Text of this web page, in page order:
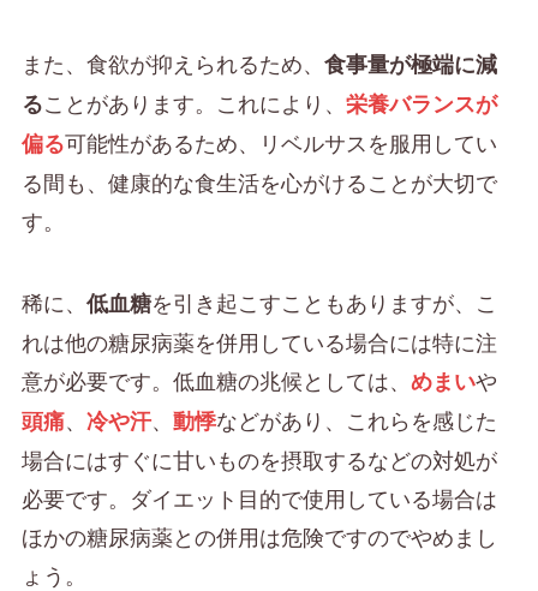
また、食欲が抑えられるため、 食事量が極端に減
ることがあります。これにより、 栄養バランスが
偏る可能性があるため、リベルサスを服用してい
る間も、健康的な食生活を心がけることが大切で
す。
稀に、 低血糖を引き起こすこともありますが、こ
れは他の糖尿病薬を併用している場合には特に注
意が必要です。低血糖の兆候としては、 めまいや
頭痛、 冷や汗、 動悸などがあり、これらを感じた
場合にはすぐに甘いものを摂取するなどの対処が
必要です。ダイエット目的で使用している場合は
ほかの糖尿病薬との併用は危険ですのでやめまし
ょう。